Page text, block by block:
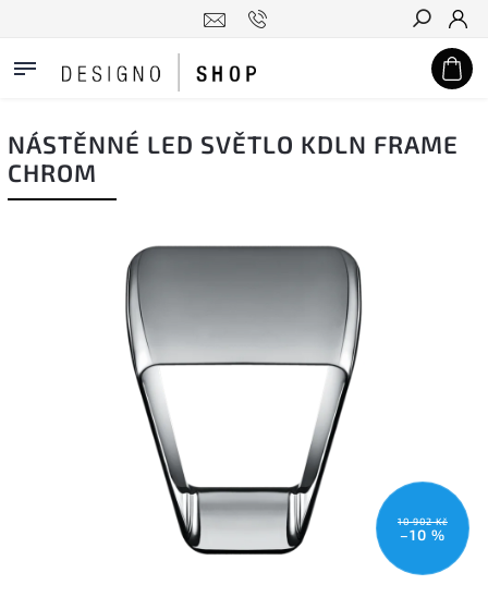
Hledat
NÁSTĚNNÉ LED SVĚTLO KDLN FRAME
CHROM
10 902 Kč
–10 %